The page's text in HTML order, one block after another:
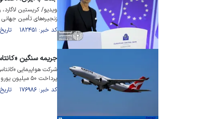
ویدیو/ کریستین
زنجیره‌های تأمین
کد خبر: ۱۸۲۴۵۱ تاریخ انتشار : ۱۴۰۵/۰۱/۲۹
جریمه سنگین
شرکت هواپیمایی
پرداخت ۵۰ میلیون یورو جریمه محکوم شد.
کد خبر: ۱۷۶۹۸۶ تاریخ انتشار : ۱۴۰۴/۰۵/۲۷